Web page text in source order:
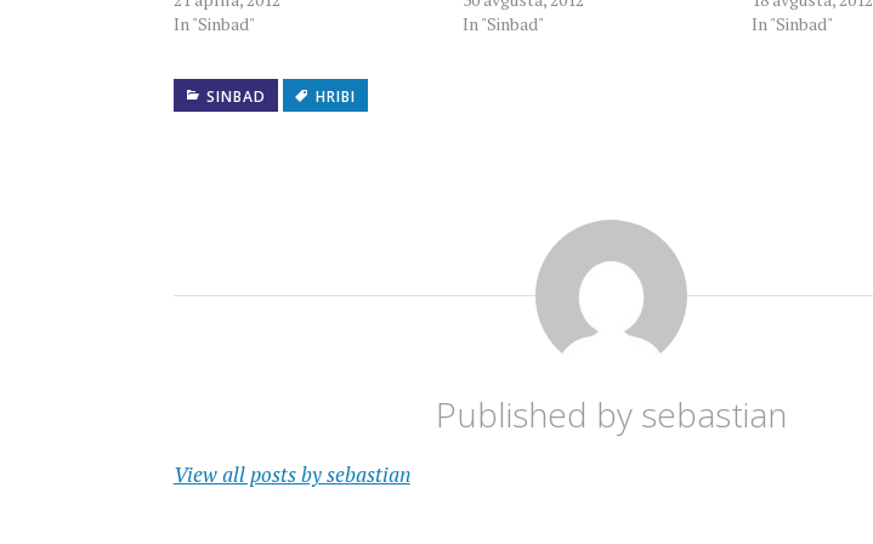
In "Sinbad"
In "Sinbad"
In "Sinbad"
SINBAD HRIBI
Published by sebastian
View all posts by sebastian